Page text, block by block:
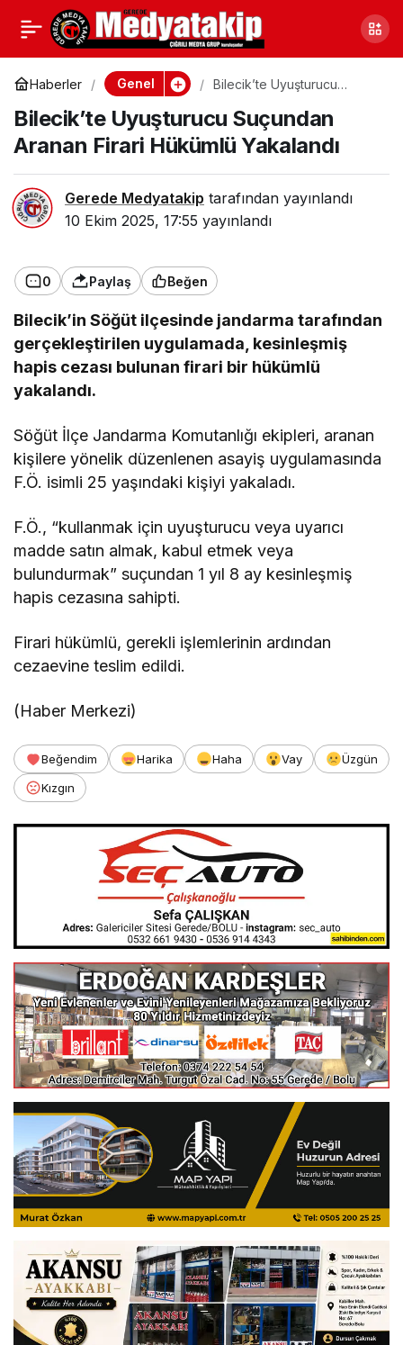
Haberler Genel
Bilecik’te Uyuşturucu
Hükümlü Yakalandı
Bilecik’te Uyuşturucu Suçundan
Aranan Firari Hükümlü Yakalandı
Gerede Medyatakip tarafından yayınlandı
10 Ekim 2025, 17:55 yayınlandı
0 Paylaş Beğen
Bilecik’in Söğüt ilçesinde jandarma tarafından
gerçekleştirilen uygulamada, kesinleşmiş
hapis cezası bulunan firari bir hükümlü
yakalandı.
Söğüt İlçe Jandarma Komutanlığı ekipleri, aranan
kişilere yönelik düzenlenen asayiş uygulamasında
F.Ö. isimli 25 yaşındaki kişiyi yakaladı.
F.Ö., “kullanmak için uyuşturucu veya uyarıcı
madde satın almak, kabul etmek veya
bulundurmak” suçundan 1 yıl 8 ay kesinleşmiş
hapis cezasına sahipti.
Firari hükümlü, gerekli işlemlerinin ardından
cezaevine teslim edildi.
(Haber Merkezi)
Beğendim Harika Haha Vay
Üzgün
Kızgın
Ankara Elmadağ’da
Gece Saatlerinde
Korkunç Yangın
Paylaş